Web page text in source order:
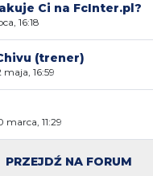
Ci na FcInter.pl?
16:18
(trener)
16:59
marca, 11:29
PRZEJDŹ NA FORUM